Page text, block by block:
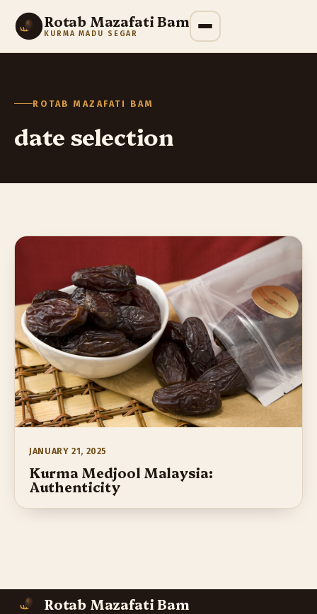
Rotab Mazafati Bam
KURMA MADU SEGAR
ROTAB MAZAFATI BAM
date selection
JANUARY 21, 2025
Kurma Medjool Malaysia:
Authenticity
Rotab Mazafati Bam